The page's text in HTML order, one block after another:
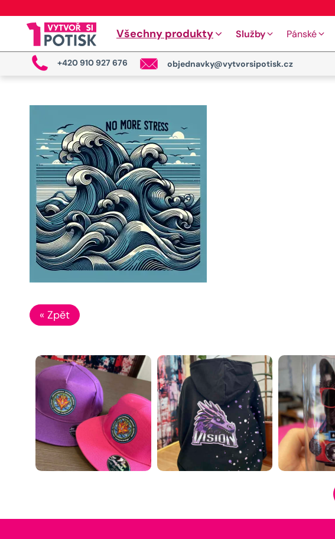
Všechny produkty Služby Pánské
+420 910 927 676 objednavky@vytvorsipotisk.cz
« Zpět